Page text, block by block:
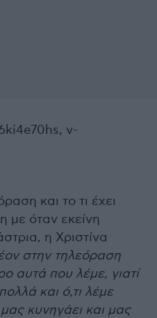
v-
και το τι έχει
με όταν εκείνη
η Χριστίνα
στην τηλεόραση
αυτά που λέμε, γιατί
και ό,τι λέμε
κυνηγάει και μας